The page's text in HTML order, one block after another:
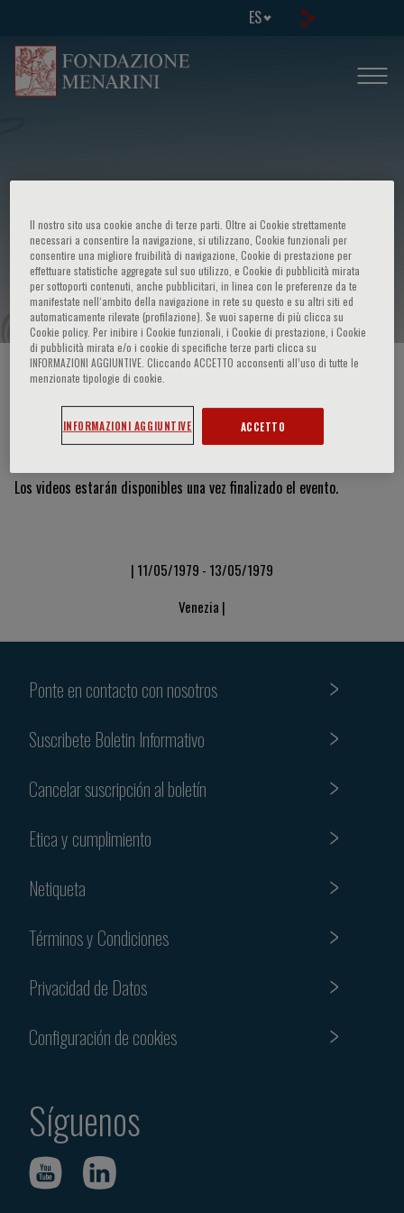
ES
I european symposium -
Xeroradiography
HOME PAGE / CURSOS Y EVENTOS
Vídeos y diapositivas
Los videos estarán disponibles una vez finalizado el evento.
| 11/05/1979 - 13/05/1979
Venezia |
Ponte en contacto con nosotros
Suscribete Boletin Informativo
Cancelar suscripción al boletín
Etica y cumplimiento
Netiqueta
Términos y Condiciones
Privacidad de Datos
Configuración de cookies
Síguenos
Il nostro sito usa cookie anche di terze parti. Oltre ai Cookie strettamente
necessari a consentire la navigazione, si utilizzano, Cookie funzionali per
consentire una migliore fruibilità di navigazione, Cookie di prestazione per
effettuare statistiche aggregate sul suo utilizzo, e Cookie di pubblicità mirata
per sottoporti contenuti, anche pubblicitari, in linea con le preferenze da te
manifestate nell‘ambito della navigazione in rete su questo e su altri siti ed
automaticamente rilevate (profilazione). Se vuoi saperne di più clicca su
Cookie policy. Per inibire i Cookie funzionali, i Cookie di prestazione, i Cookie
di pubblicità mirata e/o i cookie di specifiche terze parti clicca su
INFORMAZIONI AGGIUNTIVE. Cliccando ACCETTO acconsenti all’uso di tutte le
menzionate tipologie di cookie.
INFORMAZIONI AGGIUNTIVE ACCETTO